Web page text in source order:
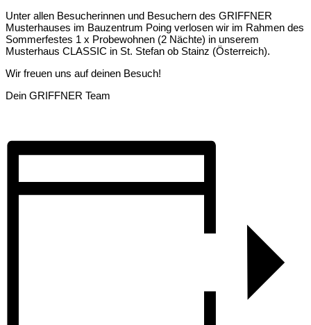
Unter allen Besucherinnen und Besuchern des GRIFFNER
Musterhauses im Bauzentrum Poing verlosen wir im Rahmen des
Sommerfestes 1 x Probewohnen (2 Nächte) in unserem
Musterhaus CLASSIC in St. Stefan ob Stainz (Österreich).
Wir freuen uns auf deinen Besuch!
Dein GRIFFNER Team